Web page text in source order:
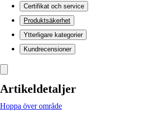
Certifikat och service
Produktsäkerhet
Ytterligare kategorier
Kundrecensioner
Artikeldetaljer
Hoppa över område